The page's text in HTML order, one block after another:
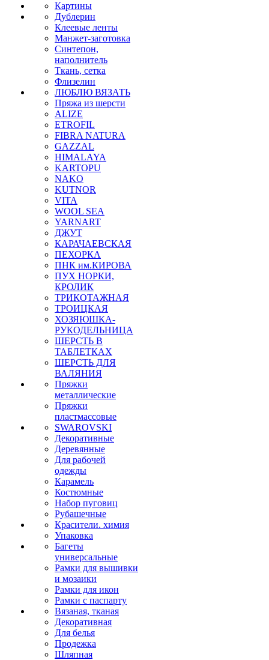
Картины
Дублерин
Клеевые ленты
Манжет-заготовка
Синтепон,
наполнитель
Ткань, сетка
Флизелин
ЛЮБЛЮ ВЯЗАТЬ
Пряжа из шерсти
ALIZE
ETROFIL
FIBRA NATURA
GAZZAL
HIMALAYA
KARTOPU
NAKO
KUTNOR
VITA
WOOL SEA
YARNART
ДЖУТ
КАРАЧАЕВСКАЯ
ПЕХОРКА
ПНК им.КИРОВА
ПУХ НОРКИ,
КРОЛИК
ТРИКОТАЖНАЯ
ТРОИЦКАЯ
ХОЗЯЮШКА-
РУКОДЕЛЬНИЦА
ШЕРСТЬ В
ТАБЛЕТКАХ
ШЕРСТЬ ДЛЯ
ВАЛЯНИЯ
Пряжки
металлические
Пряжки
пластмассовые
SWAROVSKI
Декоративные
Деревянные
Для рабочей
одежды
Карамель
Костюмные
Набор пуговиц
Рубашечные
Красители. химия
Упаковка
Багеты
универсальные
Рамки для вышивки
и мозаики
Рамки для икон
Рамки с паспарту
Вязаная, тканая
Декоративная
Для белья
Продежка
Шляпная